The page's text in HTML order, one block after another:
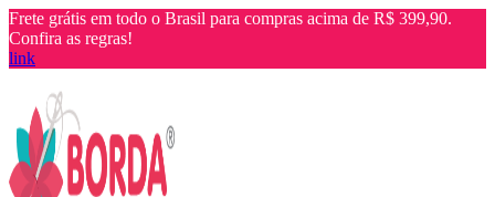
Frete grátis em todo o Brasil para compras acima de R$ 399,90.
Confira as regras!
link